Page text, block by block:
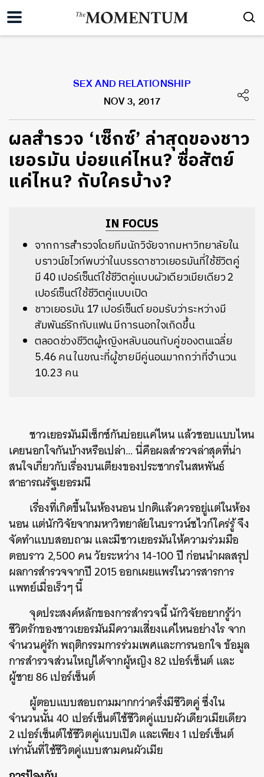
SEX AND RELATIONSHIP
NOV 3, 2017
ผลสำรวจ ‘เซ็กซ์’ ล่าสุดของชาว
เยอรมัน บ่อยแค่ไหน? ซื่อสัตย์
แค่ไหน? กับใครบ้าง?
IN FOCUS
จากการสำรวจโดยทีมนักวิจัยจากมหาวิทยาลัยใน
บราวน์ชไวก์พบว่าในบรรดาชาวเยอรมันที่ใช้ชีวิตคู่
มี 40 เปอร์เซ็นต์ใช้ชีวิตคู่แบบผัวเดียวเมียเดียว 2
เปอร์เซ็นต์ใช้ชีวิตคู่แบบเปิด
ชาวเยอรมัน 17 เปอร์เซ็นต์ ยอมรับว่าระหว่างมี
สัมพันธ์รักกับแฟน มีการนอกใจเกิดขึ้น
ตลอดช่วงชีวิตผู้หญิงหลับนอนกับคู่ของตนเฉลี่ย
5.46 คน ในขณะที่ผู้ชายมีคู่นอนมากกว่าที่จำนวน
10.23 คน
ชาวเยอรมันมีเซ็กซ์กันบ่อยแค่ไหน แล้วชอบแบบไหน
เคยนอกใจกันบ้างหรือเปล่า… นี่คือผลสำรวจล่าสุดที่น่า
สนใจเกี่ยวกับเรื่องบนเตียงของประชากรในสหพันธ์
สาธารณรัฐเยอรมนี
เรื่องที่เกิดขึ้นในห้องนอน ปกติแล้วควรอยู่แต่ในห้อง
นอน แต่นักวิจัยจากมหาวิทยาลัยในบราวน์ชไวก์ใคร่รู้ จึง
จัดทำแบบสอบถาม และมีชาวเยอรมันให้ความร่วมมือ
ตอบราว 2,500 คน วัยระหว่าง 14-100 ปี ก่อนนำผลสรุป
ผลการสำรวจจากปี 2015 ออกเผยแพร่ในวารสารการ
แพทย์เมื่อเร็วๆ นี้
จุดประสงค์หลักของการสำรวจนี้ นักวิจัยอยากรู้ว่า
ชีวิตรักของชาวเยอรมันมีความเสี่ยงแค่ไหนอย่างไร จาก
จำนวนคู่รัก พฤติกรรมการร่วมเพศและการนอกใจ ข้อมูล
การสำรวจส่วนใหญ่ได้จากผู้หญิง 82 เปอร์เซ็นต์ และ
ผู้ชาย 86 เปอร์เซ็นต์
ผู้ตอบแบบสอบถามมากกว่าครึ่งมีชีวิตคู่ ซึ่งใน
จำนวนนั้น 40 เปอร์เซ็นต์ใช้ชีวิตคู่แบบผัวเดียวเมียเดียว
2 เปอร์เซ็นต์ใช้ชีวิตคู่แบบเปิด และเพียง 1 เปอร์เซ็นต์
เท่านั้นที่ใช้ชีวิตคู่แบบสามคนผัวเมีย